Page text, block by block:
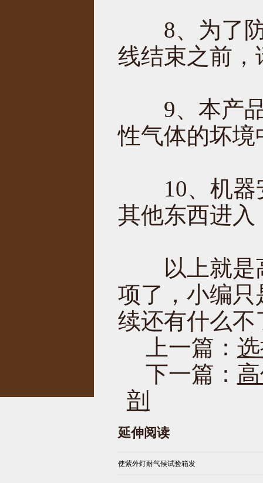
8、为了防
线结束之前
9、本产品
性气体的坏
10、机器安
其他东西进
以上就是高
项了，小编
续还有什么
上一篇：
下一篇：
剖
延伸阅读
使紫外灯耐气候试验箱发